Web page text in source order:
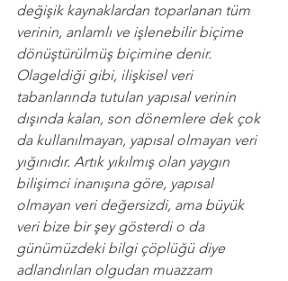
değişik kaynaklardan toparlanan tüm
verinin, anlamlı ve işlenebilir biçime
dönüştürülmüş biçimine denir.
Olageldiği gibi, ilişkisel veri
tabanlarında tutulan yapısal verinin
dışında kalan, son dönemlere dek çok
da kullanılmayan, yapısal olmayan veri
yığınıdır. Artık yıkılmış olan yaygın
bilişimci inanışına göre, yapısal
olmayan veri değersizdi, ama büyük
veri bize bir şey gösterdi o da
günümüzdeki bilgi çöplüğü diye
adlandırılan olgudan muazzam